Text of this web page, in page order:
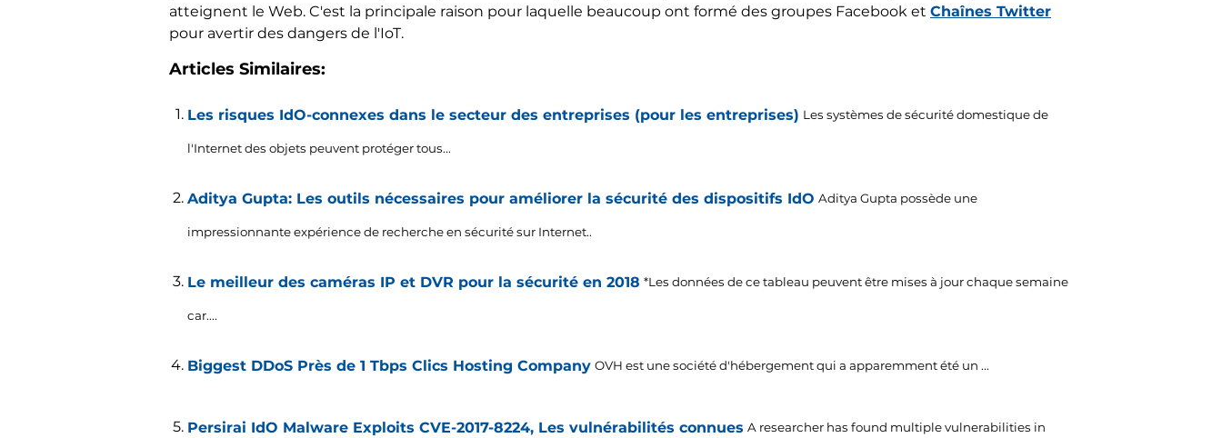
atteignent le Web. C'est la principale raison pour laquelle beaucoup ont formé des groupes Facebook et Chaînes Twitter
pour avertir des dangers de l'IoT.
Articles Similaires:
Les risques IdO-connexes dans le secteur des entreprises (pour les entreprises) Les systèmes de sécurité domestique de
l'Internet des objets peuvent protéger tous...
Aditya Gupta: Les outils nécessaires pour améliorer la sécurité des dispositifs IdO Aditya Gupta possède une
impressionnante expérience de recherche en sécurité sur Internet..
Le meilleur des caméras IP et DVR pour la sécurité en 2018 *Les données de ce tableau peuvent être mises à jour chaque semaine
car....
Biggest DDoS Près de 1 Tbps Clics Hosting Company OVH est une société d'hébergement qui a apparemment été un ...
Persirai IdO Malware Exploits CVE-2017-8224, Les vulnérabilités connues A researcher has found multiple vulnerabilities in